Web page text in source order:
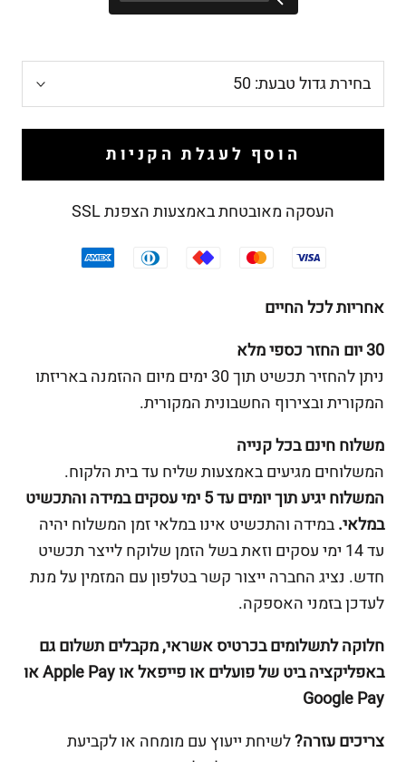
בחירת גדול טבעת: 50
הוסף לעגלת הקניות
העסקה מאובטחת באמצעות הצפנת SSL
אחריות לכל החיים
30 יום החזר כספי מלא
ניתן להחזיר תכשיט תוך 30 ימים מיום ההזמנה באריזתו
המקורית ובצירוף החשבונית המקורית.
משלוח חינם בכל קנייה
המשלוחים מגיעים באמצעות שליח עד בית הלקוח.
המשלוח יגיע תוך יומים עד 5 ימי עסקים במידה והתכשיט
במלאי.במידה והתכשיט אינו במלאי זמן המשלוח יהיה
עד 14 ימי עסקים וזאת בשל הזמן שלוקח לייצר תכשיט
חדש. נציג החברה ייצור קשר בטלפון עם המזמין על מנת
לעדכן בזמני האספקה.
חלוקה לתשלומים בכרטיס אשראי, מקבלים תשלום גם
באפליקציה ביט של פועלים או פייפאל או Apple Pay או
Google Pay
צריכים עזרה?לשיחת ייעוץ עם מומחה או לקביעת